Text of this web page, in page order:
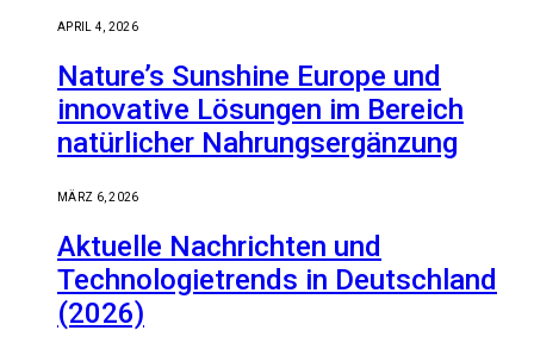
APRIL 4, 2026
Nature’s Sunshine Europe und
innovative Lösungen im Bereich
natürlicher Nahrungsergänzung
MÄRZ 6, 2026
Aktuelle Nachrichten und
Technologietrends in Deutschland
(2026)